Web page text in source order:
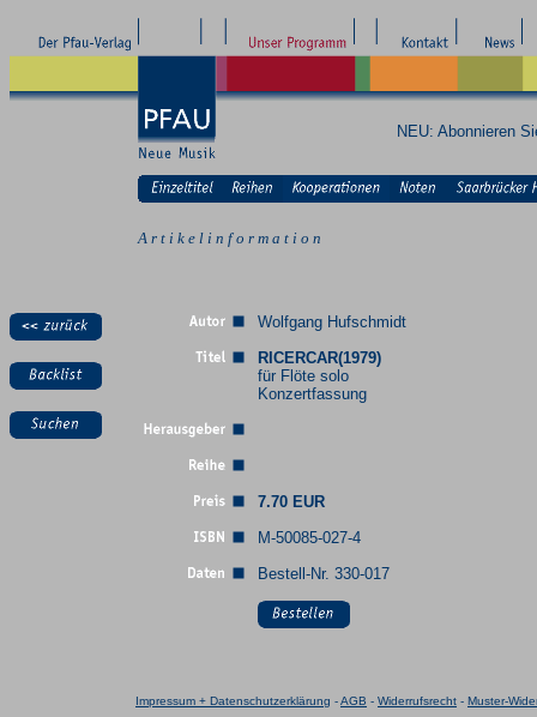
NEU: Abonnieren
A r t i k e l i n f o r m a t i o n
Wolfgang Hufschmidt
RICERCAR(1979)
für Flöte solo
Konzertfassung
7.70 EUR
M-50085-027-4
Bestell-Nr. 330-017
Impressum + Datenschutzerklärung -AGB - Widerrufsrecht - Muster-